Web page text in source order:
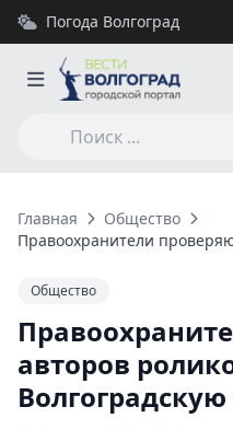
Погода Волгоград
Главная
Общество
Правоохранители
Общество
авторов
Волгоградскую